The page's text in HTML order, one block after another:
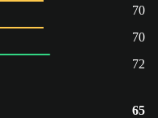
70
70
72
65